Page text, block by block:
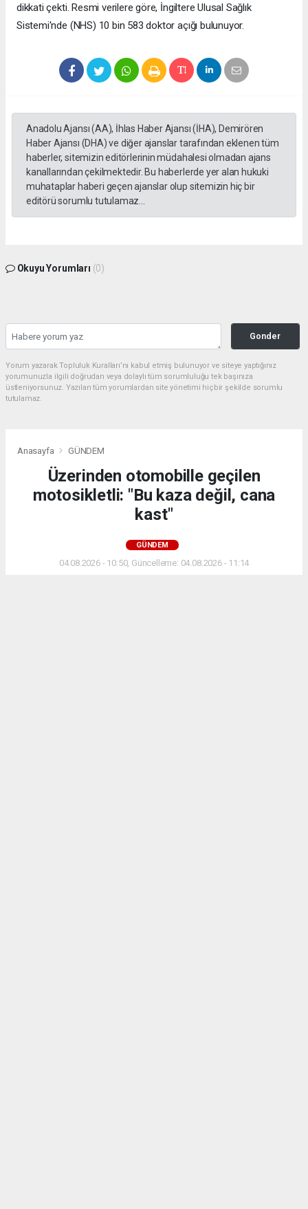
dikkati çekti. Resmi verilere göre, İngiltere Ulusal Sağlık
Sistemi'nde (NHS) 10 bin 583 doktor açığı bulunuyor.
Anadolu Ajansı (AA), İhlas Haber Ajansı (İHA), Demirören
Haber Ajansı (DHA) ve diğer ajanslar tarafından eklenen tüm
haberler, sitemizin editörlerinin müdahalesi olmadan ajans
kanallarından çekilmektedir. Bu haberlerde yer alan hukuki
muhataplar haberi geçen ajanslar olup sitemizin hiç bir
editörü sorumlu tutulamaz...
Okuyu Yorumları (0)
Gonder
Yorum yazarak Topluluk Kuralları’nı kabul etmiş bulunuyor ve siteye yaptığınız
yorumunuzla ilgili doğrudan veya dolaylı tüm sorumluluğu tek başınıza
üstleniyorsunuz. Yazılan tüm yorumlardan site yönetimi hiçbir şekilde sorumlu
tutulamaz.
Anasayfa GÜNDEM
Üzerinden otomobille geçilen
motosikletli: "Bu kaza değil, cana
kast"
GÜNDEM
04.08.2026 - 10:50, Güncelleme: 04.08.2026 - 11:14